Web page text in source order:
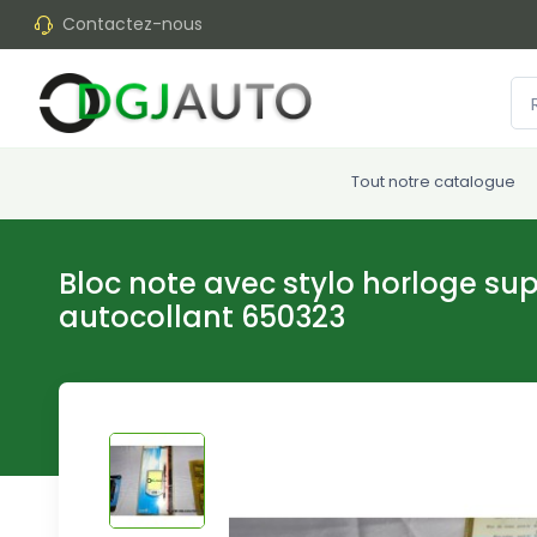
Contactez-nous
Tout notre catalogue
Bloc note avec stylo horloge
autocollant 650323